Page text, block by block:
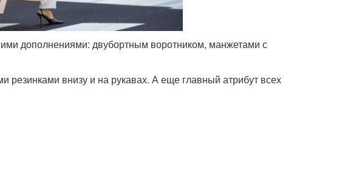
дополнениями: двубортным воротником, манжетами с
резинками внизу и на рукавах. А еще главный атрибут всех